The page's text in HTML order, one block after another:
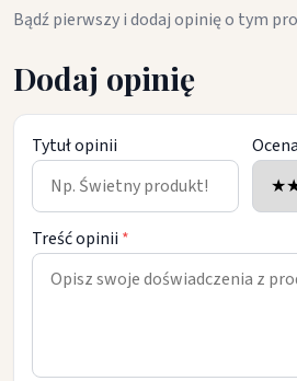
Bądź pierwszy i dodaj opinię o tym
Dodaj opinię
Tytuł opinii Ocena
Treść opinii *